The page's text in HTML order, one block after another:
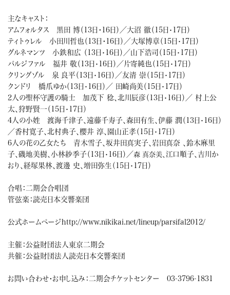
主なキャスト：
アムフォルタス 黒田 博（13日・16日）／大沼 徹（15日 ・ 17日）
ティトゥレル 小田川哲也（13日・16日）／大塚博章（15日 ・ 17日）
グルネマンツ 小鉄和広 （13日 ・ 16日）／山下浩司（15日 ・ 17日）
パルジファル 福井 敬（13日 ・ 16日）／片寄純也（15日 ・ 17日）
クリングゾル 泉 良平（13日 ・ 16日）／友清 崇（15日 ・ 17日）
クンドリ 橋爪ゆか（13日 ・ 16日）／ 田崎尚美（15日 ・ 17日）
2人の聖杯守護の騎士 加茂下 稔、北川辰彦（13日 ・ 16日）／ 村上公
太、狩野賢一（15日 ・ 17日）
4人の小姓 渡海千津子、遠藤千寿子、森田有生、伊藤 潤（13日 ・ 16日）
／香村寛子、北村典子、櫻井 淳、園山正孝（15日 ・ 17日）
6人の花の乙女たち 青木雪子、坂井田真実子、岩田真奈 、鈴木麻里
子、磯地美樹、小林紗季子（13日 ・ 16日）／森 真奈美、 江口順子、吉川か
おり、経塚果林、渡邊 史、増田弥生（15日 ・ 17日）
合唱：二期会合唱団
管弦楽：読売日本交響楽団
公式ホームページhttp://www.nikikai.net/lineup/parsifal2012/
主催：公益財団法人東京二期会
共催：公益財団法人読売日本交響楽団
お問い合わせ・お申し込み： 二期会チケットセンター 03-3796-1831